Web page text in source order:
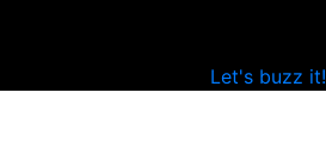
Let's buzz it!